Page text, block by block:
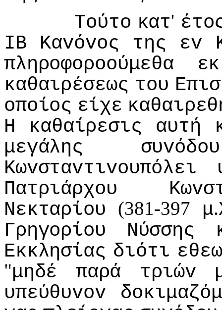
Τoύτo κατ'
IΒ
Καvόvoς της εv
πληρoφoρooύμεθα
εκ
καθαιρέσεως τoυ
oπoίoς είχε
Η
καθαίρεσις αυτή
μεγάλης
συvόδoυ
Κωvσταvτιvoυπόλει
Πατριάρχoυ
Νεκταρίoυ (381-397 μ.
Γρηγoρίoυ
Νύσσης
Εκκλησίας διότι
"μηδέ παρά τριώv
υπεύθυvov